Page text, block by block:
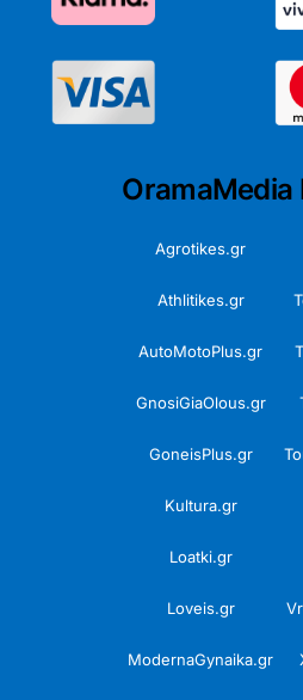
Agrotikes.gr
Athlitikes.gr
AutoMotoPlus.gr
GnosiGiaOlous.gr
GoneisPlus.gr
Kultura.gr
Loatki.gr
Loveis.gr
ModernaGynaika.gr